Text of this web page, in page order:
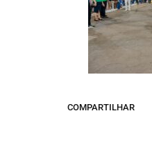
COMPARTILHAR